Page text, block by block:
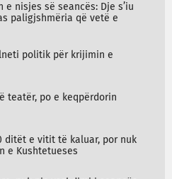
nisjes së seancës: Dje s’iu
paligjshmëria që vetë e
politik për krijimin e
teatër, po e keqpërdorin
ditët e vitit të kaluar, por nuk
e Kushtetueses